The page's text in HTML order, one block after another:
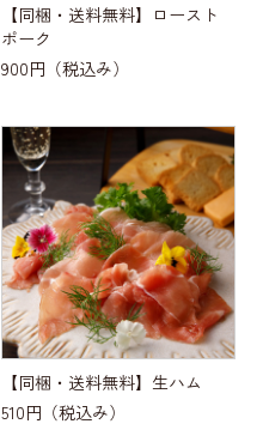
【同梱・送料無料】ロースト
ポーク
900円 （税込み）
【同梱・送料無料】生ハム
510円 （税込み）